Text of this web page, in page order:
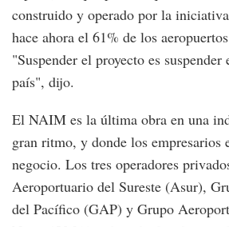
construido y operado por la
hace ahora el 61% de los
"Suspender el proyecto es
país", dijo.
El NAIM es la última obra en una
gran ritmo, y donde los empresarios
negocio. Los tres operadores
Aeroportuario del Sureste (Asur),
del Pacífico (GAP) y Grupo